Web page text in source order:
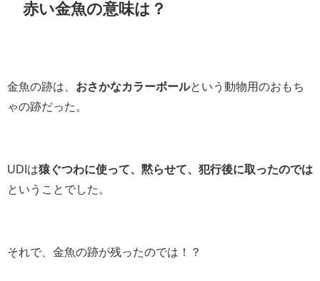
赤い金魚の意味は？
金魚の跡は、 おさかなカラーボールという動物用のおもち
ゃの跡だった。
UDIは猿ぐつわに使って、黙らせて、犯行後に取ったのでは
ということでした。
それで、金魚の跡が残ったのでは！？